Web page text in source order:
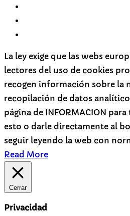
La ley exige que las webs
lectores del uso de cookies
recogen información sobre la
recopilación de datos
página de INFORMACION
esto o darle directamente al
seguir leyendo la web con
Read More
Cerrar
Privacidad